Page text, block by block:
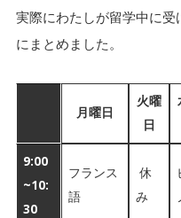
実際にわたしが留学中に
にまとめました。
月曜日
火曜
日
9:00
~10:
30
フランス
語
休
み